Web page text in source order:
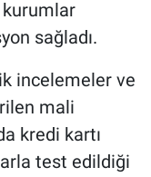
sağladı.
incelemeler ve
mali
kredi kartı
test edildiği